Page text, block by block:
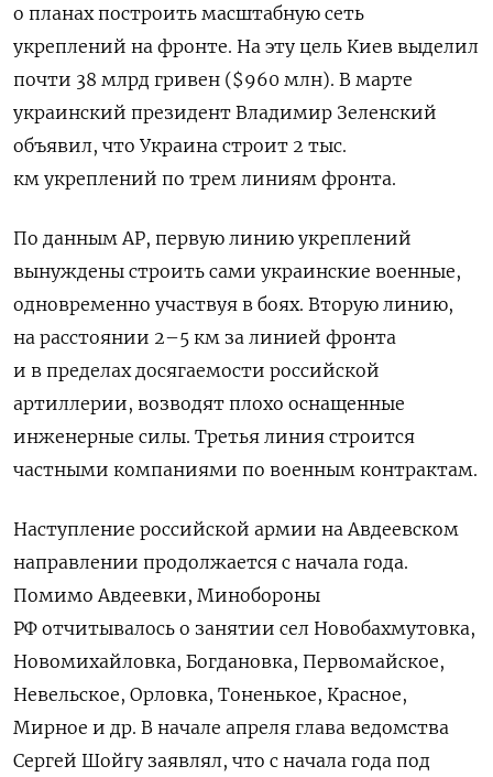
о планах построить масштабную сеть
укреплений на фронте. На эту цель Киев выделил
почти 38 млрд гривен ($960 млн). В марте
украинский президент Владимир Зеленский
объявил, что Украина строит 2 тыс.
км укреплений по трем линиям фронта.
По данным АР, первую линию укреплений
вынуждены строить сами украинские военные,
одновременно участвуя в боях. Вторую линию,
на расстоянии 2–5 км за линией фронта
и в пределах досягаемости российской
артиллерии, возводят плохо оснащенные
инженерные силы. Третья линия строится
частными компаниями по военным контрактам.
Наступление российской армии на Авдеевском
направлении продолжается с начала года.
Помимо Авдеевки, Минобороны
РФ отчитывалось о занятии сел Новобахмутовка,
Новомихайловка, Богдановка, Первомайское,
Невельское, Орловка, Тоненькое, Красное,
Мирное и др. В начале апреля глава ведомства
Сергей Шойгу заявлял, что с начала года под